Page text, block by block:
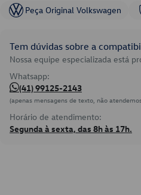
Peça Original Volkswagen
Tem dúvidas sobre a
Nossa equipe especializada está
Whatsapp:
(41) 99125-2143
(apenas mensagens de texto, não
Horário de atendimento:
Segunda à sexta, das 8h às 17h.